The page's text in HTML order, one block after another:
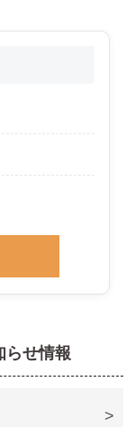
らせ情報